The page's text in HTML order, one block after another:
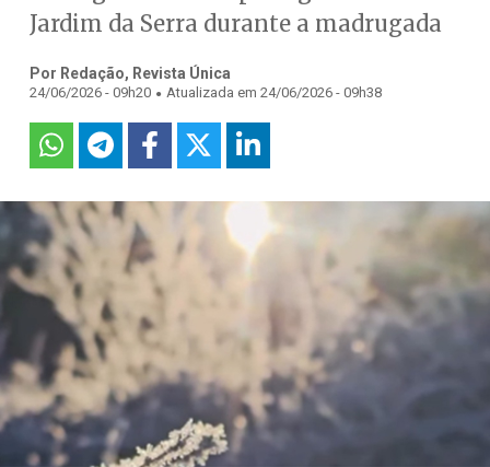
Jardim da Serra durante a madrugada
Por Redação, Revista Única
24/06/2026 - 09h20 . Atualizada em 24/06/2026 - 09h38